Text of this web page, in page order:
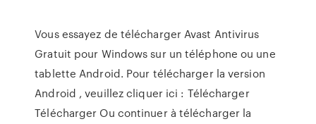
Vous essayez de télécharger Avast Antivirus
Gratuit pour Windows sur un téléphone ou une
tablette Android. Pour télécharger la version
Android , veuillez cliquer ici : Télécharger
Télécharger Ou continuer à télécharger la